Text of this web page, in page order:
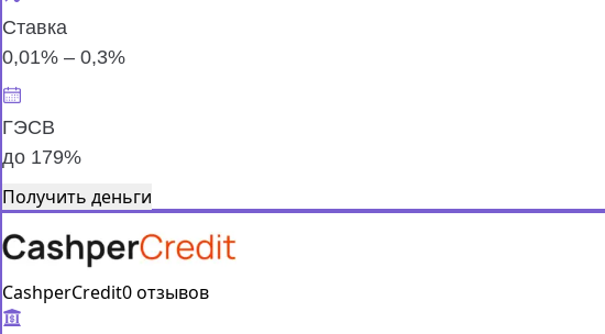
Ставка
0,01% – 0,3%
ГЭСВ
до 179%
Получить деньги
CashperCredit0 отзывов